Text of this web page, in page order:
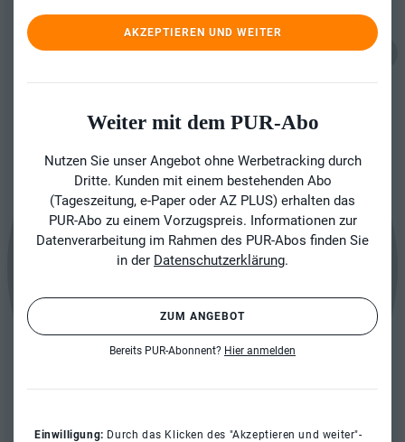
AKZEPTIEREN UND WEITER
Weiter mit dem PUR-Abo
Nutzen Sie unser Angebot ohne Werbetracking durch
Dritte. Kunden mit einem bestehenden Abo
(Tageszeitung, e-Paper oder AZ PLUS) erhalten das
PUR-Abo zu einem Vorzugspreis. Informationen zur
Datenverarbeitung im Rahmen des PUR-Abos finden Sie
in der Datenschutzerklärung.
ZUM ANGEBOT
Bereits PUR-Abonnent? Hier anmelden
Einwilligung: Durch das Klicken des "Akzeptieren und weiter"-